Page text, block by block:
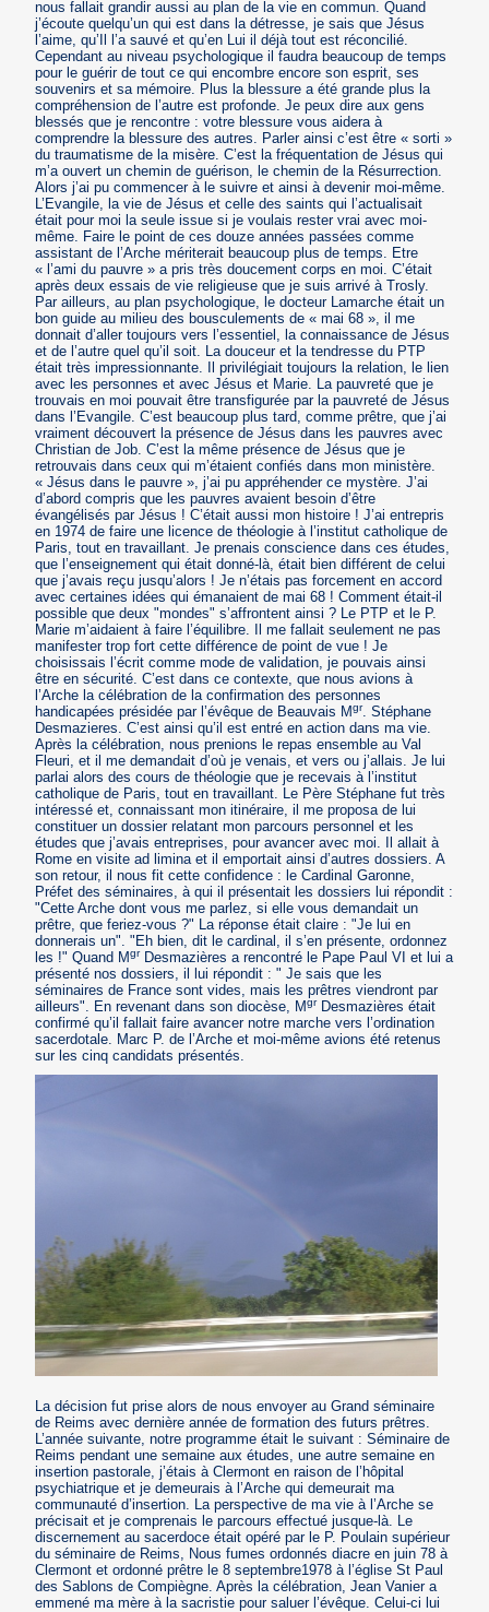
nous fallait grandir aussi au plan de la vie en commun. Quand
j’écoute quelqu’un qui est dans la détresse, je sais que Jésus
l’aime, qu’Il l’a sauvé et qu’en Lui il déjà tout est réconcilié.
Cependant au niveau psychologique il faudra beaucoup de temps
pour le guérir de tout ce qui encombre encore son esprit, ses
souvenirs et sa mémoire. Plus la blessure a été grande plus la
compréhension de l’autre est profonde. Je peux dire aux gens
blessés que je rencontre : votre blessure vous aidera à
comprendre la blessure des autres. Parler ainsi c’est être « sorti »
du traumatisme de la misère. C’est la fréquentation de Jésus qui
m’a ouvert un chemin de guérison, le chemin de la Résurrection.
Alors j’ai pu commencer à le suivre et ainsi à devenir moi-même.
L’Evangile, la vie de Jésus et celle des saints qui l’actualisait
était pour moi la seule issue si je voulais rester vrai avec moi-
même. Faire le point de ces douze années passées comme
assistant de l’Arche mériterait beaucoup plus de temps. Etre
« l’ami du pauvre » a pris très doucement corps en moi. C’était
après deux essais de vie religieuse que je suis arrivé à Trosly.
Par ailleurs, au plan psychologique, le docteur Lamarche était un
bon guide au milieu des bousculements de « mai 68 », il me
donnait d’aller toujours vers l’essentiel, la connaissance de Jésus
et de l’autre quel qu’il soit. La douceur et la tendresse du PTP
était très impressionnante. Il privilégiait toujours la relation, le lien
avec les personnes et avec Jésus et Marie. La pauvreté que je
trouvais en moi pouvait être transfigurée par la pauvreté de Jésus
dans l’Evangile. C’est beaucoup plus tard, comme prêtre, que j’ai
vraiment découvert la présence de Jésus dans les pauvres avec
Christian de Job. C’est la même présence de Jésus que je
retrouvais dans ceux qui m’étaient confiés dans mon ministère.
« Jésus dans le pauvre », j’ai pu appréhender ce mystère. J’ai
d’abord compris que les pauvres avaient besoin d’être
évangélisés par Jésus ! C’était aussi mon histoire ! J’ai entrepris
en 1974 de faire une licence de théologie à l’institut catholique de
Paris, tout en travaillant. Je prenais conscience dans ces études,
que l’enseignement qui était donné-là, était bien différent de celui
que j’avais reçu jusqu’alors ! Je n’étais pas forcement en accord
avec certaines idées qui émanaient de mai 68 ! Comment était-il
possible que deux "mondes" s’affrontent ainsi ? Le PTP et le P.
Marie m’aidaient à faire l’équilibre. Il me fallait seulement ne pas
manifester trop fort cette différence de point de vue ! Je
choisissais l’écrit comme mode de validation, je pouvais ainsi
être en sécurité. C’est dans ce contexte, que nous avions à
l’Arche la célébration de la confirmation des personnes
handicapées présidée par l’évêque de Beauvais Mgr. Stéphane
Desmazieres. C’est ainsi qu’il est entré en action dans ma vie.
Après la célébration, nous prenions le repas ensemble au Val
Fleuri, et il me demandait d’où je venais, et vers ou j’allais. Je lui
parlai alors des cours de théologie que je recevais à l’institut
catholique de Paris, tout en travaillant. Le Père Stéphane fut très
intéressé et, connaissant mon itinéraire, il me proposa de lui
constituer un dossier relatant mon parcours personnel et les
études que j’avais entreprises, pour avancer avec moi. Il allait à
Rome en visite ad limina et il emportait ainsi d’autres dossiers. A
son retour, il nous fit cette confidence : le Cardinal Garonne,
Préfet des séminaires, à qui il présentait les dossiers lui répondit :
"Cette Arche dont vous me parlez, si elle vous demandait un
prêtre, que feriez-vous ?" La réponse était claire : "Je lui en
donnerais un". "Eh bien, dit le cardinal, il s’en présente, ordonnez
les !" Quand MgrDesmazières a rencontré le Pape Paul VI et lui a
présenté nos dossiers, il lui répondit : " Je sais que les
séminaires de France sont vides, mais les prêtres viendront par
ailleurs". En revenant dans son diocèse, MgrDesmazières était
confirmé qu’il fallait faire avancer notre marche vers l’ordination
sacerdotale. Marc P. de l’Arche et moi-même avions été retenus
sur les cinq candidats présentés.
La décision fut prise alors de nous envoyer au Grand séminaire
de Reims avec dernière année de formation des futurs prêtres.
L’année suivante, notre programme était le suivant : Séminaire de
Reims pendant une semaine aux études, une autre semaine en
insertion pastorale, j’étais à Clermont en raison de l’hôpital
psychiatrique et je demeurais à l’Arche qui demeurait ma
communauté d’insertion. La perspective de ma vie à l’Arche se
précisait et je comprenais le parcours effectué jusque-là. Le
discernement au sacerdoce était opéré par le P. Poulain supérieur
du séminaire de Reims, Nous fumes ordonnés diacre en juin 78 à
Clermont et ordonné prêtre le 8 septembre1978 à l’église St Paul
des Sablons de Compiègne. Après la célébration, Jean Vanier a
emmené ma mère à la sacristie pour saluer l’évêque. Celui-ci lui